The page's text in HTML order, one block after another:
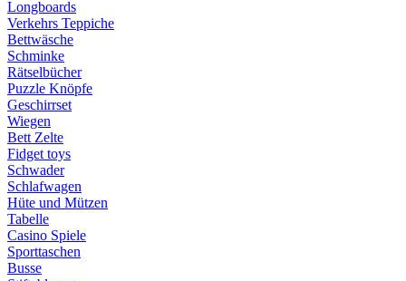
Longboards
Verkehrs Teppiche
Bettwäsche
Schminke
Rätselbücher
Puzzle Knöpfe
Geschirrset
Wiegen
Bett Zelte
Fidget toys
Schwader
Schlafwagen
Hüte und Mützen
Tabelle
Casino Spiele
Sporttaschen
Busse